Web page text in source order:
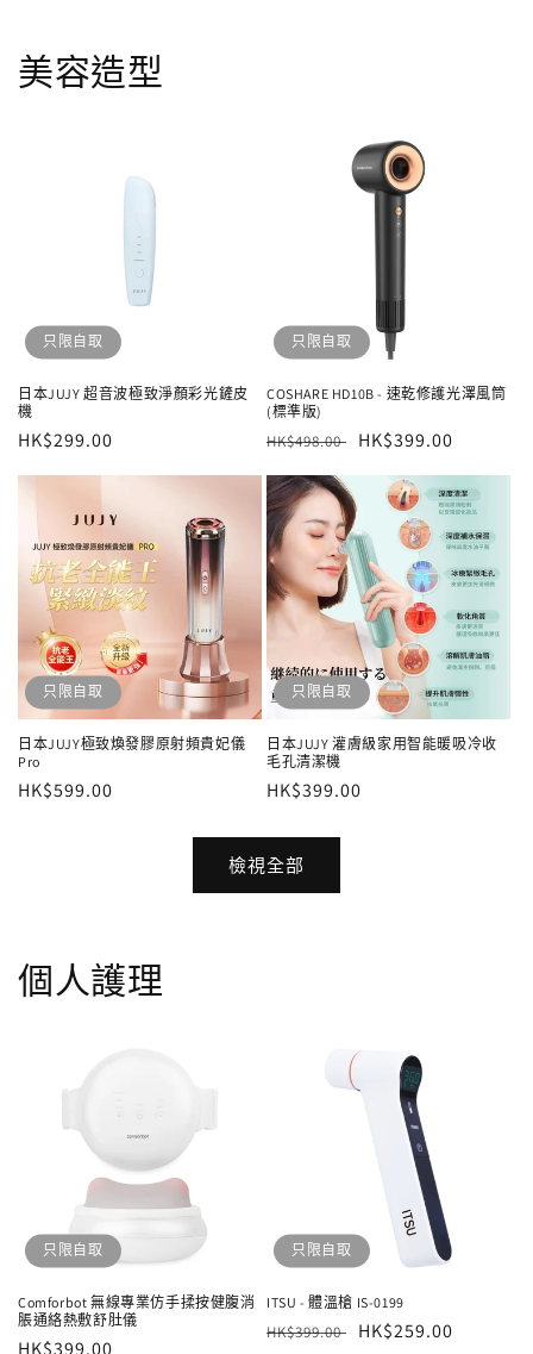
美容造型
只限自取
日本JUJY 超音波極致淨顏彩光鏟皮
機
定
HK$299.00
只限自取
COSHARE HD10B - 速乾修護光澤風筒
(標準版)
定
HK$498.00
售
HK$399.00
只限自取
日本JUJY極致煥發膠原射頻貴妃儀
Pro
定
HK$599.00
只限自取
日本JUJY 灌膚級家用智能暖吸冷收
毛孔清潔機
定
HK$399.00
檢視全部
個人護理
只限自取
Comforbot 無線專業仿手揉按健腹消
脹通絡熱敷舒肚儀
定
HK$399.00
只限自取
ITSU - 體溫槍 IS-0199
定
HK$399.00
售
HK$259.00